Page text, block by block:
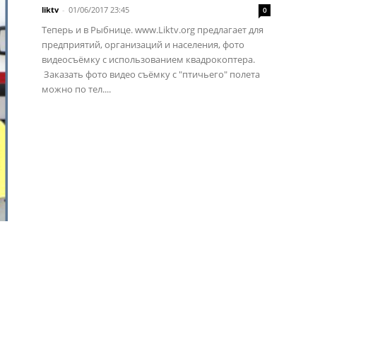
liktv - 01/06/2017 23:45 0
Теперь и в Рыбнице. www.Liktv.org предлагает для
предприятий, организаций и населения, фото
видеосъёмку с использованием квадрокоптера.
Заказать фото видео съёмку с "птичьего" полета
можно по тел....